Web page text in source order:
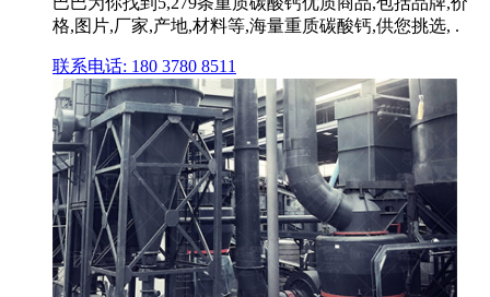
格,图片,厂家,产地,材料等,海量重质碳酸钙,供您挑选, .
联系电话: 180 3780 8511